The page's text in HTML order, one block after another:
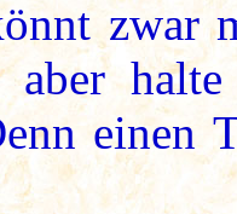
zwar
einen